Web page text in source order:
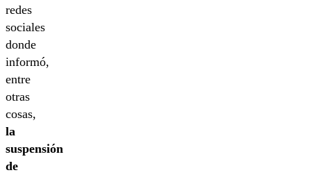
redes
sociales
donde
informó,
entre
otras
cosas,
la
suspensión
de